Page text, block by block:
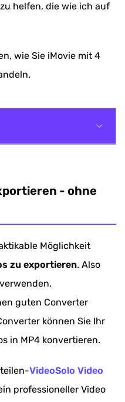
helfen, die wie ich auf
wie Sie iMovie mit 4
MP4 exportieren
dem Umbenennen
- ohne
Möglichkeit
zu exportieren. Also
guten Converter
können Sie Ihr
in MP4 konvertieren.
VideoSolo Video
professioneller Video